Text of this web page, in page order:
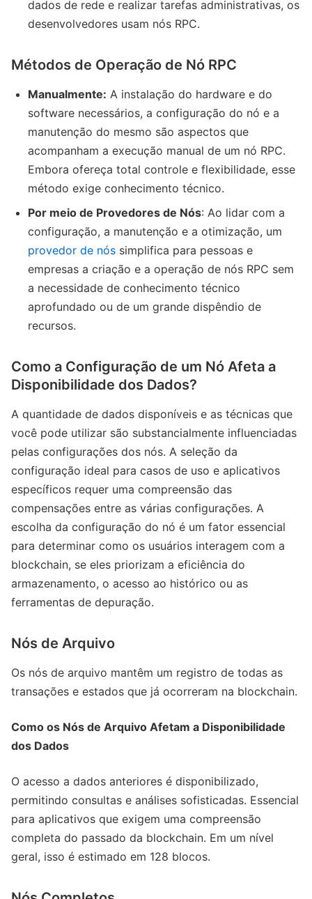
dados de rede e realizar tarefas administrativas, os
desenvolvedores usam nós RPC.
Métodos de Operação de Nó RPC
Manualmente: A instalação do hardware e do
software necessários, a configuração do nó e a
manutenção do mesmo são aspectos que
acompanham a execução manual de um nó RPC.
Embora ofereça total controle e flexibilidade, esse
método exige conhecimento técnico.
Por meio de Provedores de Nós: Ao lidar com a
configuração, a manutenção e a otimização, um
provedor de nós simplifica para pessoas e
empresas a criação e a operação de nós RPC sem
a necessidade de conhecimento técnico
aprofundado ou de um grande dispêndio de
recursos.
Como a Configuração de um Nó Afeta a
Disponibilidade dos Dados?
A quantidade de dados disponíveis e as técnicas que
você pode utilizar são substancialmente influenciadas
pelas configurações dos nós. A seleção da
configuração ideal para casos de uso e aplicativos
específicos requer uma compreensão das
compensações entre as várias configurações. A
escolha da configuração do nó é um fator essencial
para determinar como os usuários interagem com a
blockchain, se eles priorizam a eficiência do
armazenamento, o acesso ao histórico ou as
ferramentas de depuração.
Nós de Arquivo
Os nós de arquivo mantêm um registro de todas as
transações e estados que já ocorreram na blockchain.
Como os Nós de Arquivo Afetam a Disponibilidade
dos Dados
O acesso a dados anteriores é disponibilizado,
permitindo consultas e análises sofisticadas. Essencial
para aplicativos que exigem uma compreensão
completa do passado da blockchain. Em um nível
geral, isso é estimado em 128 blocos.